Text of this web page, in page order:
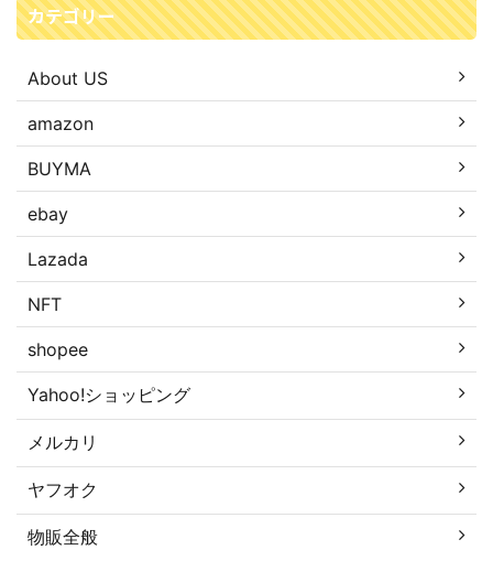
カテゴリー
About US
amazon
BUYMA
ebay
Lazada
NFT
shopee
Yahoo!ショッピング
メルカリ
ヤフオク
物販全般